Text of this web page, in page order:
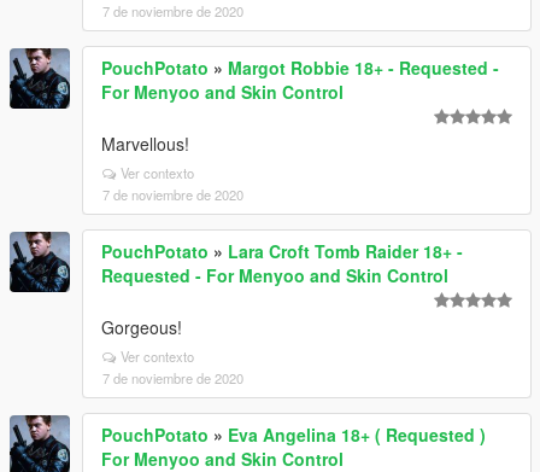
7 de noviembre de 2020
PouchPotato » Margot Robbie 18+ - Requested -
For Menyoo and Skin Control
Marvellous!
Ver contexto
7 de noviembre de 2020
PouchPotato » Lara Croft Tomb Raider 18+ -
Requested - For Menyoo and Skin Control
Gorgeous!
Ver contexto
7 de noviembre de 2020
PouchPotato » Eva Angelina 18+ ( Requested )
For Menyoo and Skin Control